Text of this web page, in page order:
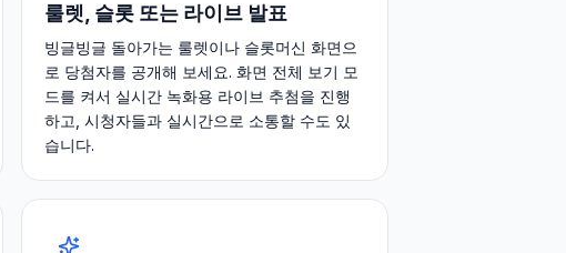
룰렛, 슬롯 또는 라이브 발표
빙글빙글 돌아가는 룰렛이나 슬롯머신 화면으
로 당첨자를 공개해 보세요. 화면 전체 보기 모
드를 켜서 실시간 녹화용 라이브 추첨을 진행
하고, 시청자들과 실시간으로 소통할 수도 있
습니다.